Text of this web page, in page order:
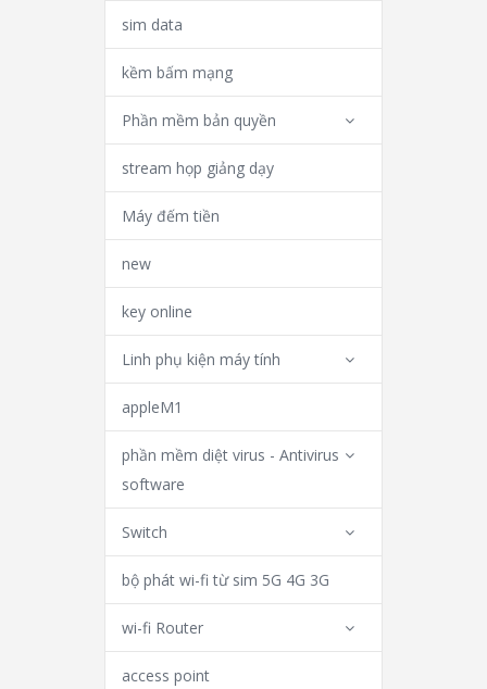
sim data
kềm bấm mạng
Phần mềm bản quyền
stream họp giảng dạy
Máy đếm tiền
new
key online
Linh phụ kiện máy tính
appleM1
phần mềm diệt virus - Antivirus
software
Switch
bộ phát wi-fi từ sim 5G 4G 3G
wi-fi Router
access point